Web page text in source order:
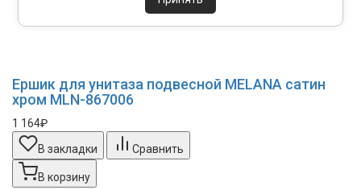
Ершик для унитаза подвесной MELANA сатин
хром MLN-867006
1 164₽
В закладки
Сравнить
В корзину